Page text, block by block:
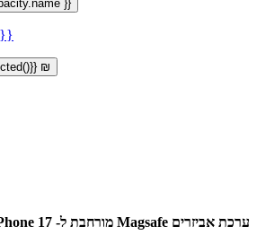
}}
}}
₪
ערכת אביזרים Magsafe מורחבת ל- iPhone 17